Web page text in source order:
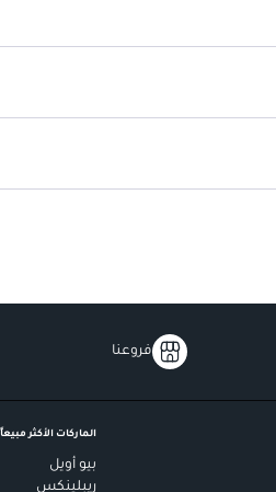
فروعنا
الماركات الأكثر مبيعاً
بيو أويل
ريبلينكس